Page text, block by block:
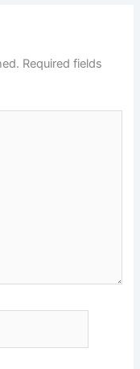
Required fields